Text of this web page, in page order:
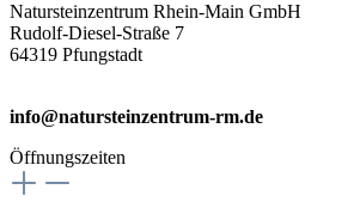
Natursteinzentrum Rhein-Main GmbH
Rudolf-Diesel-Straße 7
64319 Pfungstadt
info@natursteinzentrum-rm.de
Öffnungszeiten